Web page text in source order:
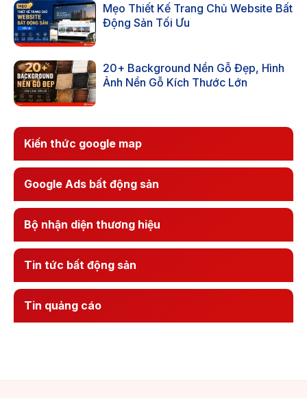
Mẹo Thiết Kế Trang Chủ Website Bất
Động Sản Tối Ưu
20+ Background Nền Gỗ Đẹp, Hình
Ảnh Nền Gỗ Kích Thước Lớn
Kiến thức google map
Google Ads bất động sản
Bộ nhận diện thương hiệu
Tin tức bất động sản
Tin quảng cáo